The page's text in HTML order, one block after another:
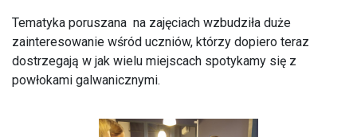
Tematyka poruszana na zajęciach wzbudziła duże
zainteresowanie wśród uczniów, którzy dopiero teraz
dostrzegają w jak wielu miejscach spotykamy się z
powłokami galwanicznymi.